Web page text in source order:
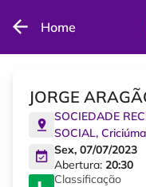
Home
JORGE
SOCIEDADE
SOCIAL, Criciúma
Sex, 07/07/2023
Abertura: 20:30
Classificação